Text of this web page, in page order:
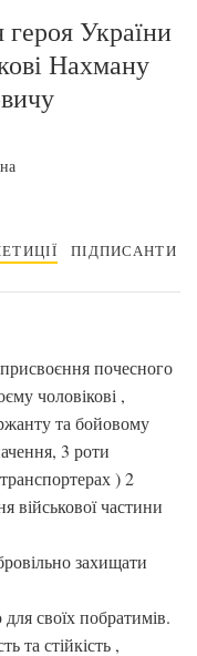
України
Нахману
ПІДПИСАНТИ
почесного
чоловікові ,
та бойовому
3 роти
) 2
військової частини
захищати
своїх побратимів.
та стійкість ,